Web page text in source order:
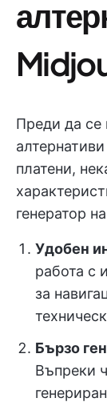
Преди да се
платени,
генератор
Удобен
работа с
за
Бързо
Въпреки